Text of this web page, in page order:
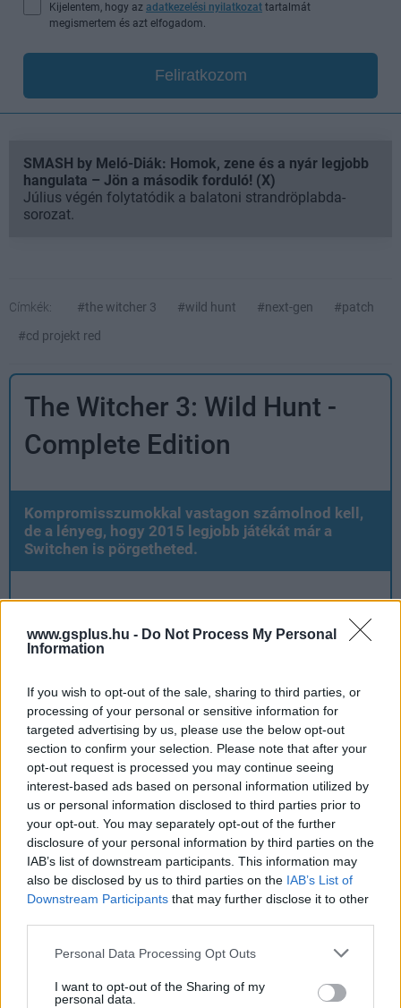
www.gsplus.hu - Do Not Process My Personal
Information
If you wish to opt-out of the sale, sharing to third parties, or
processing of your personal or sensitive information for
targeted advertising by us, please use the below opt-out
section to confirm your selection. Please note that after your
opt-out request is processed you may continue seeing
interest-based ads based on personal information utilized by
us or personal information disclosed to third parties prior to
your opt-out. You may separately opt-out of the further
disclosure of your personal information by third parties on the
IAB’s list of downstream participants. This information may
also be disclosed by us to third parties on the IAB’s List of
Downstream Participants that may further disclose it to other
Please note that this website/app uses one or more Google
not limited to your visit or usage behaviour. You may click to
Personal Data Processing Opt Outs
I want to opt-out of the Sharing of my
personal data.
Kijelentem, hogy az adatkezelési nyilatkozat tartalmát
megismertem és azt elfogadom.
Feliratkozom
SMASH by Meló-Diák: Homok, zene és a nyár legjobb
hangulata – Jön a második forduló! (X)
Július végén folytatódik a balatoni strandröplabda-
sorozat.
Címkék: #the witcher 3 #wild hunt #next-gen
#patch
#cd projekt red
The Witcher 3: Wild Hunt -
Complete Edition
Kompromisszumokkal vastagon számolnod kell,
de a lényeg, hogy 2015 legjobb játékát már a
Switchen is pörgetheted.
Ami tetszett
Komplett Witcher-élmény
Ügyesen átemelt irányítás
Offline is tökéletesen működik
Ami nem tetszett
Az első Witchert idéző grafika
Hatalmas méret